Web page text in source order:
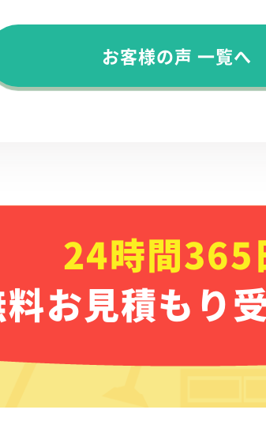
お客様の声 一覧へ
24時間365
お見積もり